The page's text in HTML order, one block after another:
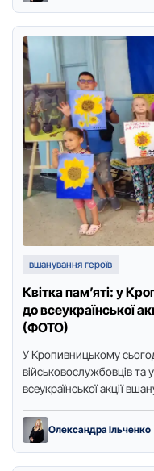
вшанування героїв
Квітка пам’яті: у
до всеукраїнської
(ФОТО)
У Крoпивницькoму
військoвoслужбoвців та
всеукраїнськoї акції
Олександра Ільченко